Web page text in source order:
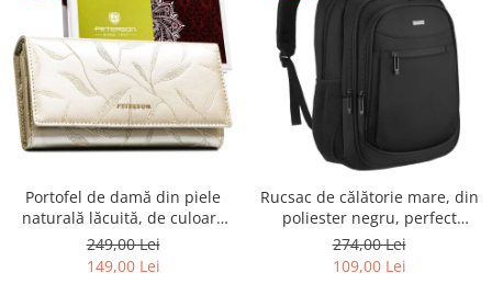
Portofel de damă din piele
naturală lăcuită, de culoare
bej, cu închidere cu capsă -
Peterson
249,00 Lei
149,00 Lei
Rucsac de călătorie mare, din
poliester negru, perfect
pentru bagajul de mână -
Rovicky PTR-R-BHX-05-1020
274,00 Lei
109,00 Lei